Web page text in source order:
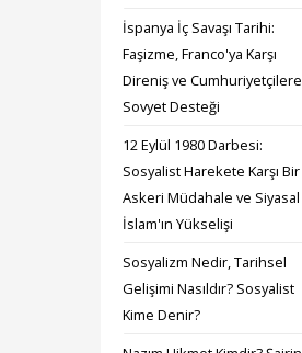
İspanya İç Savaşı Tarihi:
Faşizme, Franco'ya Karşı
Direniş ve Cumhuriyetçilere
Sovyet Desteği
12 Eylül 1980 Darbesi:
Sosyalist Harekete Karşı Bir
Askeri Müdahale ve Siyasal
İslam'ın Yükselişi
Sosyalizm Nedir, Tarihsel
Gelişimi Nasıldır? Sosyalist
Kime Denir?